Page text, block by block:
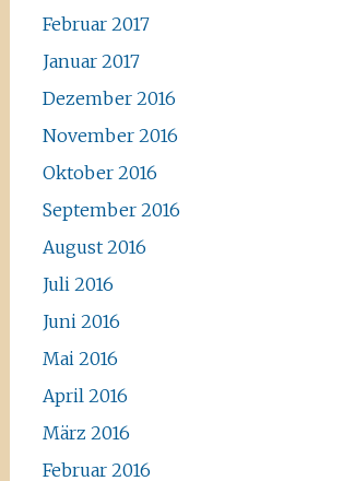
Februar 2017
Januar 2017
Dezember 2016
November 2016
Oktober 2016
September 2016
August 2016
Juli 2016
Juni 2016
Mai 2016
April 2016
März 2016
Februar 2016